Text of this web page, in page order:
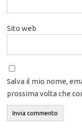
Sito web
Salva il mio nome,
prossima volta che